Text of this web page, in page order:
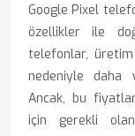
Google Pixel
özellikler ile
telefonlar,
nedeniyle daha
Ancak, bu
için gerekli